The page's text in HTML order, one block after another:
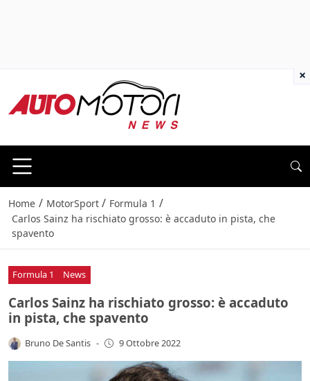
Home / MotorSport / Formula 1 /
Carlos Sainz ha rischiato grosso: è accaduto in pista, che
spavento
Formula 1 News
Carlos Sainz ha rischiato grosso: è accaduto
in pista, che spavento
Bruno De Santis - 9 Ottobre 2022
×